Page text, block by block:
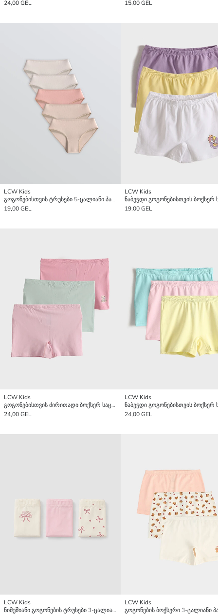
24,00 GEL 15,00 GEL
LCW Kids
გოგონებისთვის ტრუსები 5-ცალიანი პაკეტი
19,00 GEL
LCW Kids
19,00 GEL
LCW Kids
გოგონებისთვის ძირითადი ბოქსერ საცვლები ელასტიური ქამრით 3-ცალიანი პაკეტი
24,00 GEL
LCW Kids
24,00 GEL
LCW Kids
ნიმუშიანი გოგონების ტრუსები 3-ცალიანი
LCW Kids
გოგონების ბოქსერი 3-ცალიანი